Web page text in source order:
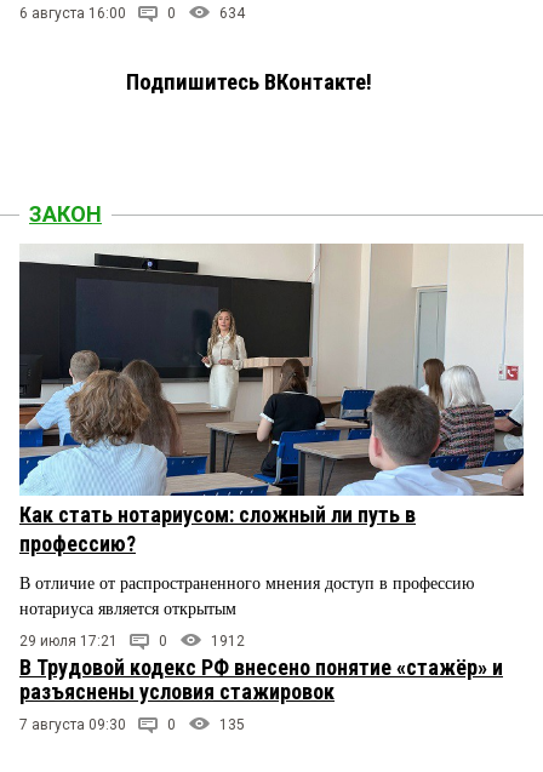
6 августа 16:00 0 634
Подпишитесь ВКонтакте!
ЗАКОН
Как стать нотариусом: сложный ли путь в
профессию?
В отличие от распространенного мнения доступ в профессию
нотариуса является открытым
29 июля 17:21 0 1912
В Трудовой кодекс РФ внесено понятие «стажёр» и
разъяснены условия стажировок
7 августа 09:30 0 135